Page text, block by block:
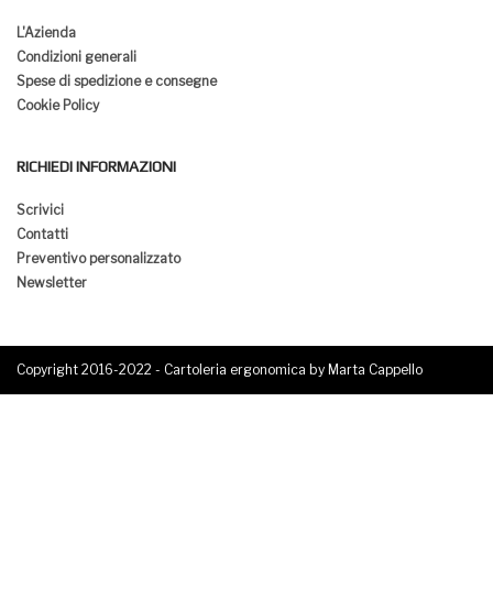
L'Azienda
Condizioni generali
Spese di spedizione e consegne
Cookie Policy
RICHIEDI INFORMAZIONI
Scrivici
Contatti
Preventivo personalizzato
Newsletter
Copyright 2016-2022 - Cartoleria ergonomica by Marta Cappello